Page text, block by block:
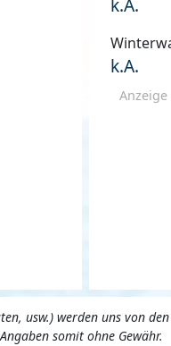
k.A.
k.A.
Anzeige
usw.) werden uns von
somit ohne Gewähr.